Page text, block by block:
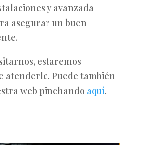
y avanzada
asegurar un buen
estaremos
atenderle. Puede también
web pinchando aquí.